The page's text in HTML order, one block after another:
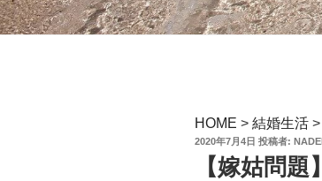
HOME > 結婚生活 >
投
2020年7月4日 投稿者:
【嫁姑問